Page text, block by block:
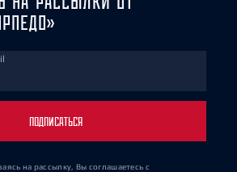
ПОДПИСАТЬСЯ
на рассылку, Вы соглашаетесь с